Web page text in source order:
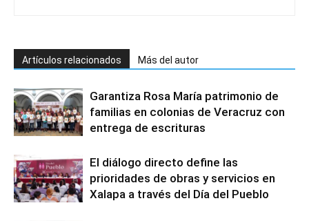
Artículos relacionados Más del autor
Garantiza Rosa María patrimonio de
familias en colonias de Veracruz con
entrega de escrituras
El diálogo directo define las
prioridades de obras y servicios en
Xalapa a través del Día del Pueblo